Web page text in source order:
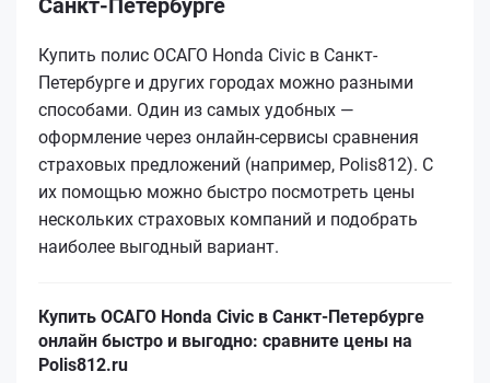
Купить полис ОСАГО Honda Civic в Санкт-
Петербурге и других городах можно разными
способами. Один из самых удобных —
оформление через онлайн-сервисы сравнения
страховых предложений (например, Polis812). С
их помощью можно быстро посмотреть цены
нескольких страховых компаний и подобрать
наиболее выгодный вариант.
Купить ОСАГО Honda Civic в Санкт-Петербурге
онлайн быстро и выгодно: сравните цены на
Polis812.ru